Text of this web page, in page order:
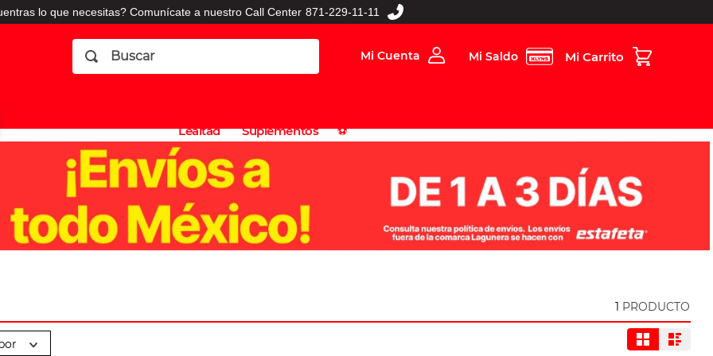
lo que necesitas? Comunícate a nuestro Call Center 871-229-11-11
Buscar
Mi Cuenta Mi Saldo
Lealtad
Suplementos
⚽️
1 PRODUCTO